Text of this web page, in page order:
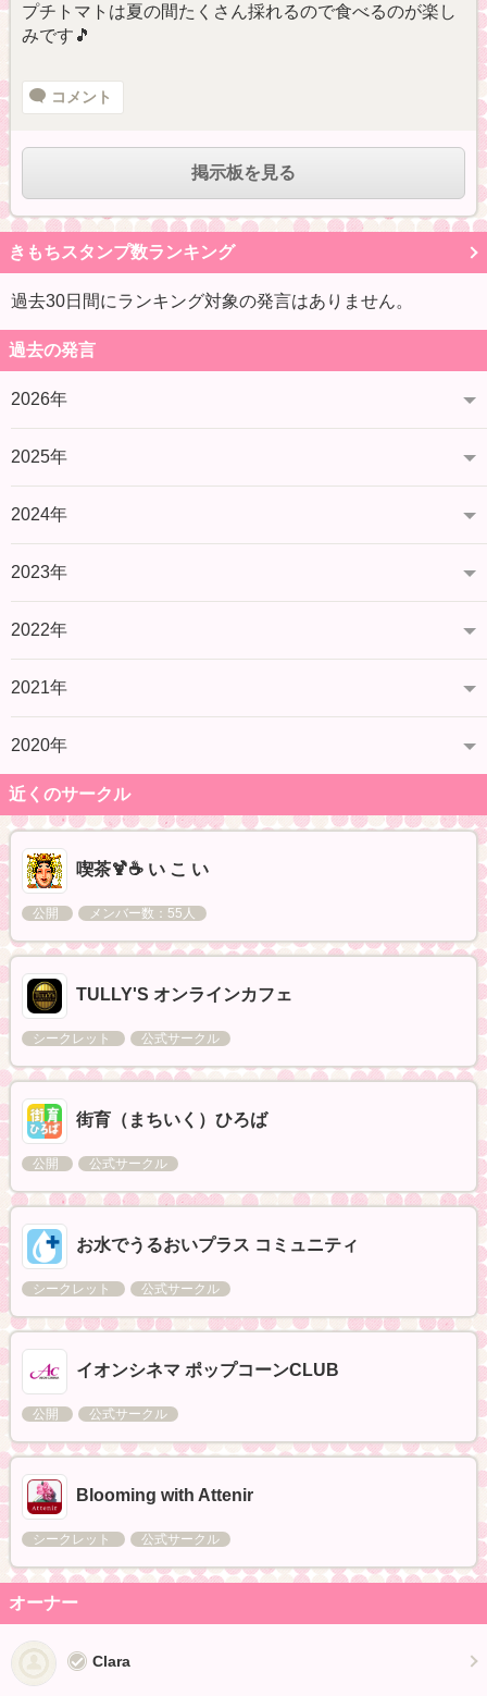
プチトマトは夏の間たくさん採れるので食べるのが楽し
みです🎵
コメント
掲示板を見る
きもちスタンプ数ランキング
過去30日間にランキング対象の発言はありません。
過去の発言
2026年
2025年
2024年
2023年
2022年
2021年
2020年
近くのサークル
喫茶🍹☕ い こ い
公開 メンバー数：55人
TULLY'S オンラインカフェ
シークレット 公式サークル
街育（まちいく）ひろば
公開 公式サークル
お水でうるおいプラス コミュニティ
シークレット 公式サークル
イオンシネマ ポップコーンCLUB
公開 公式サークル
Blooming with Attenir
シークレット 公式サークル
オーナー
Clara